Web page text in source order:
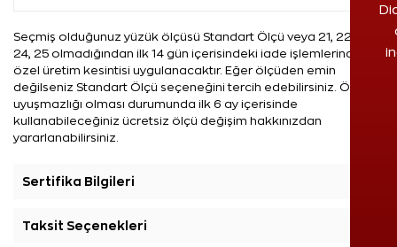
Seçmiş olduğunuz yüzük ölçüsü Standart Ölçü veya 21, 22, 23,
24, 25 olmadığından ilk 14 gün içerisindeki iade işlemlerinde %5
özel üretim kesintisi uygulanacaktır. Eğer ölçüden emin
değilseniz Standart Ölçü seçeneğini tercih edebilirsiniz. Ölçü
uyuşmazlığı olması durumunda ilk 6 ay içerisinde
kullanabileceğiniz ücretsiz ölçü değişim hakkınızdan
yararlanabilirsiniz.
Sertifika Bilgileri
Taksit Seçenekleri